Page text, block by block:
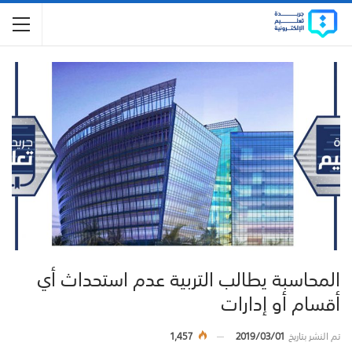
المحاسبة يطالب التربية عدم استحداث أي
أقسام أو إدارات
تم النشر بتاريخ 2019/03/01
1,457